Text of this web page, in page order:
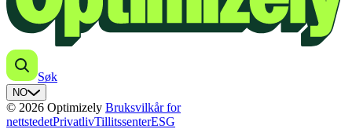
Søk
NO
© 2026 Optimizely Bruksvilkår for
nettstedetPrivatlivTillitssenterESG